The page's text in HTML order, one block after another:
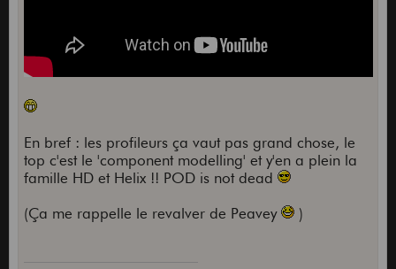
En bref : les profileurs ça vaut pas grand chose, le
top c'est le 'component modelling' et y'en a plein la
famille HD et Helix !! POD is not dead
(Ça me rappelle le revalver de Peavey
)